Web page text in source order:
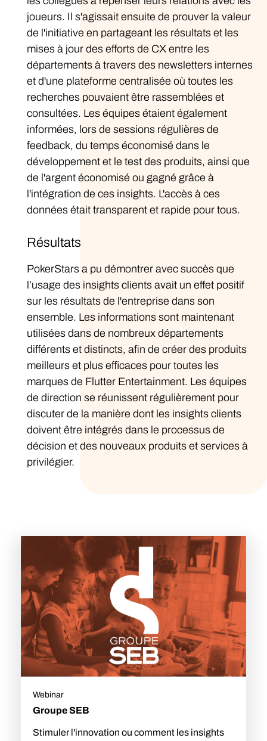
joueurs. Il s'agissait ensuite de prouver la valeur
de l'initiative en partageant les résultats et les
mises à jour des efforts de CX entre les
départements à travers des newsletters internes
et d'une plateforme centralisée où toutes les
recherches pouvaient être rassemblées et
consultées. Les équipes étaient également
informées, lors de sessions régulières de
feedback, du temps économisé dans le
développement et le test des produits, ainsi que
de l'argent économisé ou gagné grâce à
l'intégration de ces insights. L'accès à ces
données était transparent et rapide pour tous.
Résultats
PokerStars a pu démontrer avec succès que
l’usage des insights clients avait un effet positif
sur les résultats de l'entreprise dans son
ensemble. Les informations sont maintenant
utilisées dans de nombreux départements
différents et distincts, afin de créer des produits
meilleurs et plus efficaces pour toutes les
marques de Flutter Entertainment. Les équipes
de direction se réunissent régulièrement pour
discuter de la manière dont les insights clients
doivent être intégrés dans le processus de
décision et des nouveaux produits et services à
privilégier.
Webinar
Groupe SEB
Stimuler l'innovation ou comment les insights